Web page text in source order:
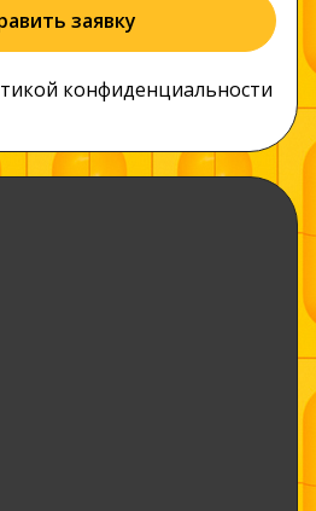
заявку
конфиденциальности